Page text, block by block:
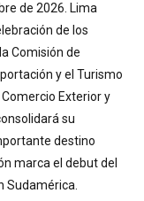
de 2026. Lima
de los
Comisión de
y el Turismo
Exterior y
su
destino
marca el debut del
Sudamérica.